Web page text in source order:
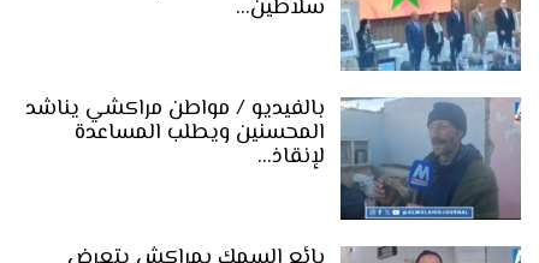
سلاطين…
بالفيديو / مواطن مراكشي يناشد
المحسنين ويطلب المساعدة
لإنقاذ…